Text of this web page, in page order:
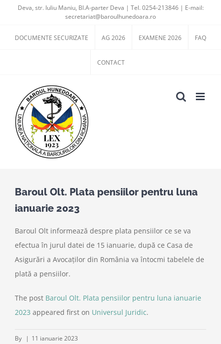
content
Deva, str. Iuliu Maniu, Bl.A-parter Deva | Tel. 0254-213846 | E-mail:
secretariat@baroulhunedoara.ro
DOCUMENTE SECURIZATE AG 2026 EXAMENE 2026 FAQ
CONTACT
Baroul Olt. Plata pensiilor pentru luna
ianuarie 2023
Baroul Olt informează despre plata pensiilor ce se va
efectua în jurul datei de 15 ianuarie, după ce Casa de
Asigurări a Avocaților din România va întocmi tabelele de
plată a pensiilor.
The post Baroul Olt. Plata pensiilor pentru luna ianuarie
2023 appeared first on Universul Juridic.
By | 11 ianuarie 2023